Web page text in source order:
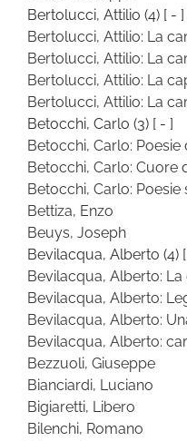
Bertolucci, Attilio (4) [ - ]
Bertolucci, Attilio: La
Bertolucci, Attilio: La
Bertolucci, Attilio: La
Bertolucci, Attilio: La
Betocchi, Carlo (3) [ - ]
Betocchi, Carlo: Poesie
Betocchi, Carlo: Cuore
Betocchi, Carlo: Poesie
Bettiza, Enzo
Beuys, Joseph
Bevilacqua, Alberto (4)
Bevilacqua, Alberto: La
Bevilacqua, Alberto:
Bevilacqua, Alberto:
Bevilacqua, Alberto:
Bezzuoli, Giuseppe
Bianciardi, Luciano
Bigiaretti, Libero
Bilenchi, Romano